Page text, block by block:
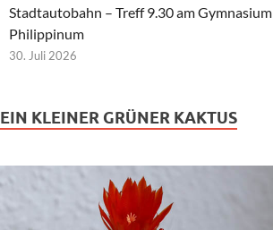
Stadtautobahn – Treff 9.30 am Gymnasium
Philippinum
30. Juli 2026
EIN KLEINER GRÜNER KAKTUS